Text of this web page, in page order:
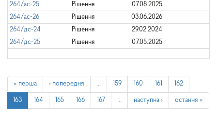
264/ас-25
Рішення
07.08.2025
264/ас-26
Рішення
03.06.2026
264/дс-24
Рішення
29.02.2024
264/дс-25
Рішення 07.05.2025
« перша ‹ попередня … 159 160 161 162
163 164 165 166 167 … наступна › остання »